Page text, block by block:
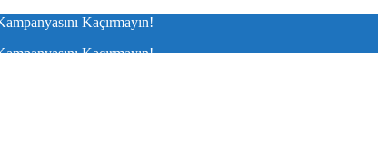
Kaçırmayın!
Kaçırmayın!